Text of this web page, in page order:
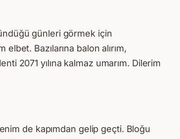
günleri görmek için
Bazılarına balon alırım,
2071 yılına kalmaz umarım. Dilerim
de kapımdan gelip geçti. Bloğu